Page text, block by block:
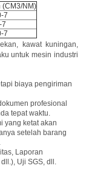
(CM3/NM)
7
7
7
kawat kuningan,
untuk mesin industri
biaya pengiriman
profesional
tepat waktu.
yang ketat akan
setelah barang
Laporan
Uji SGS, dll.